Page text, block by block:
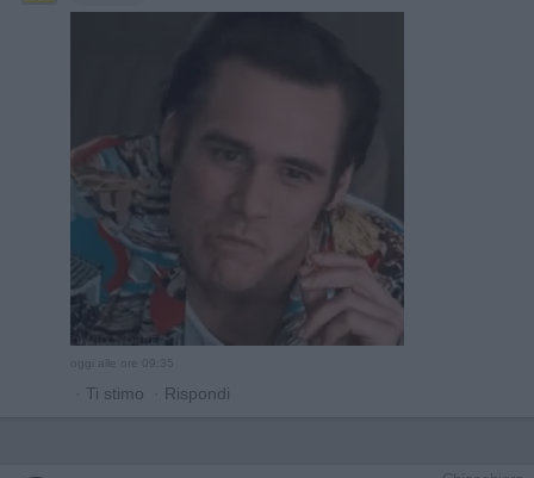
oggi alle ore 09:35
· Ti stimo · Rispondi